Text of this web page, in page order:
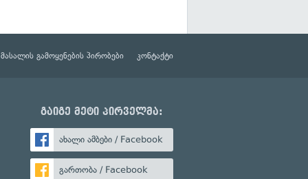
მასალის გამოყენების პირობები კონტაქტი
გაიგე მეტი პირველმა:
ახალი ამბები / Facebook
გართობა / Facebook